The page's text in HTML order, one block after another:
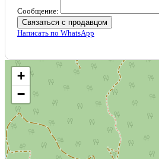
Сообщение:
Связаться с продавцом
Написать по WhatsApp
+
−